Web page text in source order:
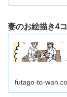
妻のお絵描き4
futago-to-